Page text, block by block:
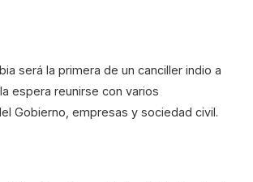
será la primera de un canciller indio a
espera reunirse con varios
Gobierno, empresas y sociedad civil.